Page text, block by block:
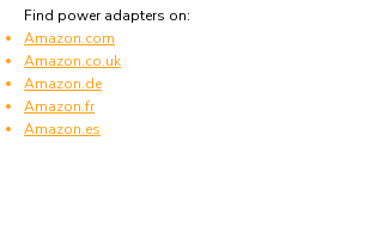
Find power adapters on:
Amazon.com
Amazon.co.uk
Amazon.de
Amazon.fr
Amazon.es